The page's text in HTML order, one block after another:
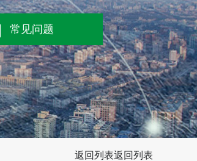
常见问题
返回列表
返回列表